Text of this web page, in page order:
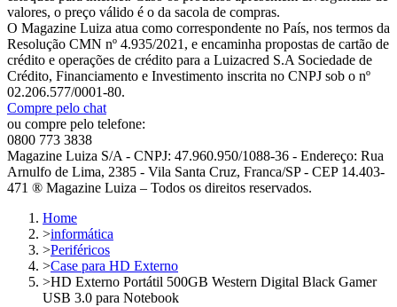
valores, o preço válido é o da sacola de compras.
O Magazine Luiza atua como correspondente no País, nos termos da
Resolução CMN nº 4.935/2021, e encaminha propostas de cartão de
crédito e operações de crédito para a Luizacred S.A Sociedade de
Crédito, Financiamento e Investimento inscrita no CNPJ sob o nº
02.206.577/0001-80.
Compre pelo chat
ou compre pelo telefone:
0800 773 3838
Magazine Luiza S/A - CNPJ: 47.960.950/1088-36 - Endereço: Rua
Arnulfo de Lima, 2385 - Vila Santa Cruz, Franca/SP - CEP 14.403-
471 ® Magazine Luiza – Todos os direitos reservados.
Home
>informática
>Periféricos
>Case para HD Externo
>HD Externo Portátil 500GB Western Digital Black Gamer
USB 3.0 para Notebook